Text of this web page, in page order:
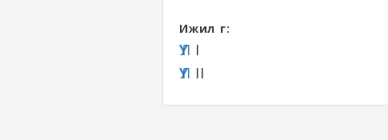
Ижил үг:
ҮҮЛ I
ҮҮЛ II